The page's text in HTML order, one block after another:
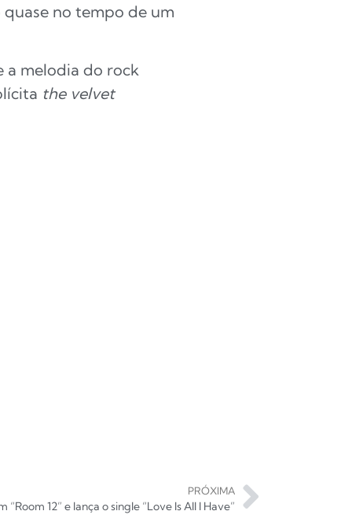
no tempo de um
a melodia do rock
the velvet
PRÓXIMA
“Room 12” e lança o single “Love Is All I Have”